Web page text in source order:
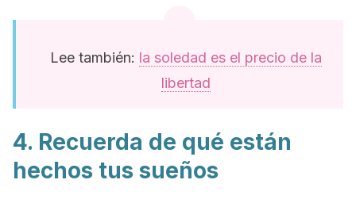
Lee también: la soledad es el precio de la
libertad
4. Recuerda de qué están
hechos tus sueños